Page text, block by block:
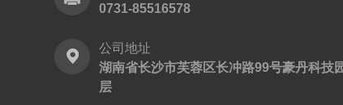
0731-85516578
公司地址
湖南省长沙市芙蓉区长冲路99号豪丹科技
层